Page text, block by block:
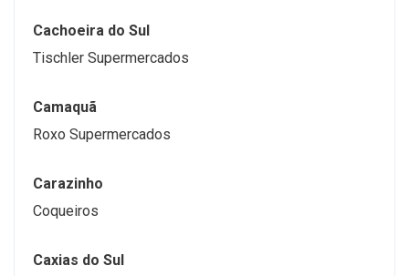
Cachoeira do Sul
Tischler Supermercados
Camaquã
Roxo Supermercados
Carazinho
Coqueiros
Caxias do Sul